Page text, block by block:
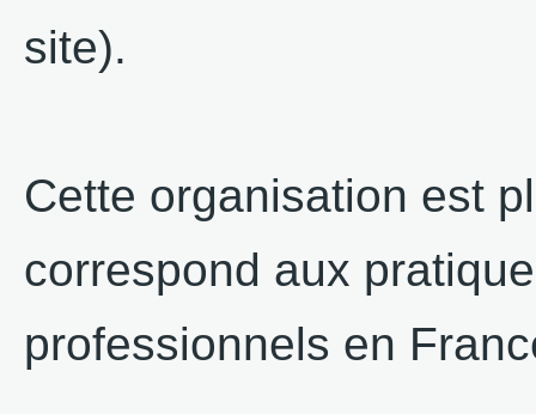
site).
Cette organisation est
correspond aux
professionnels en